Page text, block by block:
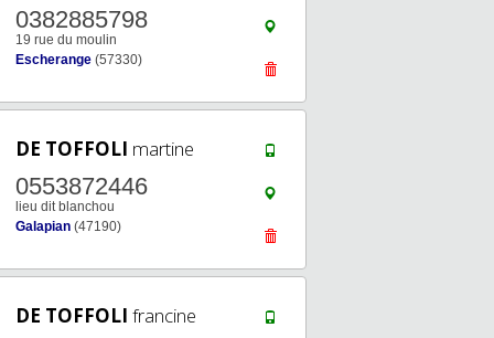
0382885798
19 rue du moulin
Escherange (57330)
DE TOFFOLI martine
0553872446
lieu dit blanchou
Galapian (47190)
DE TOFFOLI francine